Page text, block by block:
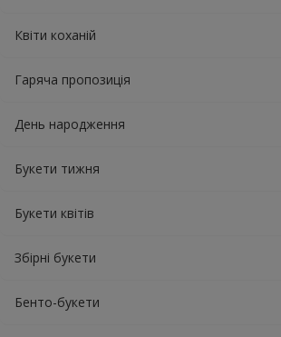
Квіти коханій
Гаряча пропозиція
День народження
Букети тижня
Букети квітів
Збірні букети
Бенто-букети